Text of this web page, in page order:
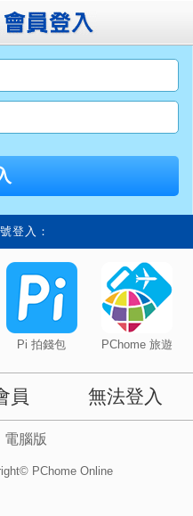
登入：
Pi 拍錢包 PChome 旅遊
員 無法登入
電腦版
PChome Online